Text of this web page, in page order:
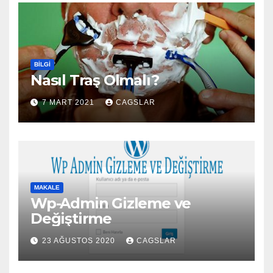
BILGI
Nasıl Traş Olmalı?
7 MART 2021 CAGSLAR
MAKALE
Wp-Admin Gizleme ve
Değiştirme
23 AĞUSTOS 2020 CAGSLAR